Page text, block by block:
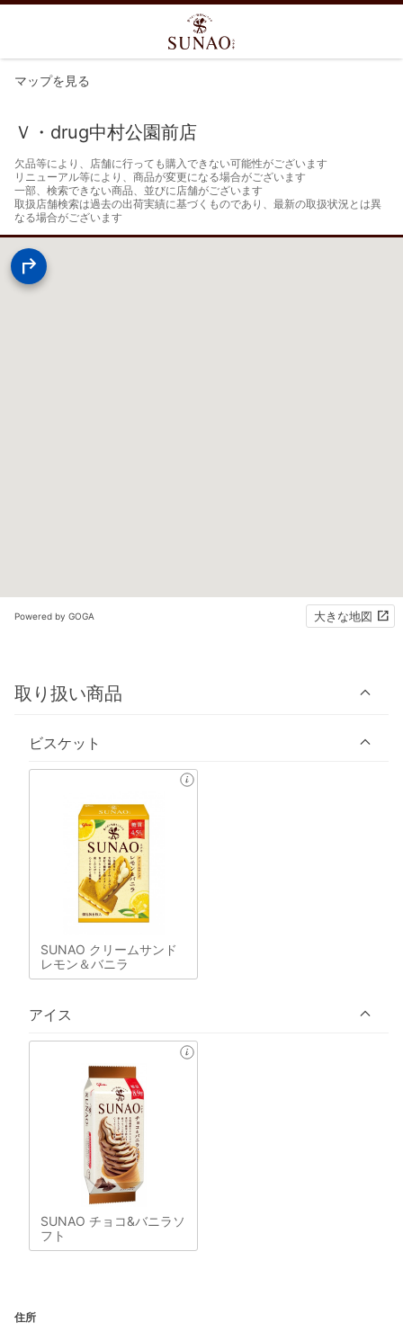
マップを見る
Ｖ・drug中村公園前店
欠品等により、店舗に行っても購入できない可能性がございます
リニューアル等により、商品が変更になる場合がございます
一部、検索できない商品、並びに店舗がございます
取扱店舗検索は過去の出荷実績に基づくものであり、最新の取扱状況とは異
なる場合がございます
Powered by GOGA 大きな地図
取り扱い商品
ビスケット
SUNAO クリームサンド
レモン＆バニラ
アイス
SUNAO チョコ&バニラソ
フト
住所